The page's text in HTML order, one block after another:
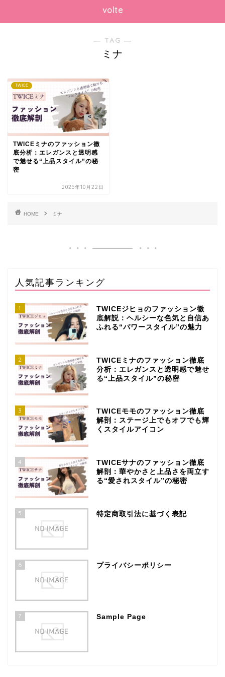
volte
― TAG ―
ミナ
TWICE
TWICEミナのファッション徹
底分析：エレガンスと透明感
で魅せる“上品スタイル”の秘
密
2025年10月22日
HOME ミナ
人気記事ランキング
1
TWICEジヒョのファッション徹
底解説：ヘルシーな色気と自信あ
ふれる“パワースタイル”の魅力
2
TWICEミナのファッション徹底
分析：エレガンスと透明感で魅せ
る“上品スタイル”の秘密
3
TWICEモモのファッション徹底
解剖：ステージ上でもオフでも輝
くスタイルアイコン
4
TWICEサナのファッション徹底
解剖：華やかさと上品さを両立す
る“愛されスタイル”の秘密
5 特定商取引法に基づく表記
6 プライバシーポリシー
7 Sample Page